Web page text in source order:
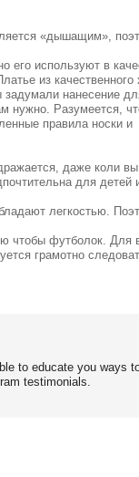
«дышащим»,
его используют в
из качественного
задумали нанесение
нужно. Разумеется,
правила носки и
даже коли
для детей
легкостью.
чтобы футболок. Для
грамотно
to educate you ways
testimonials.